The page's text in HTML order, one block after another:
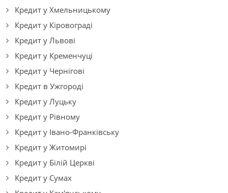
Кредит у Хмельницькому
Кредит у Кіровограді
Кредит у Львові
Кредит у Кременчуці
Кредит у Чернігові
Кредит в Ужгороді
Кредит у Луцьку
Кредит у Рівному
Кредит у Івано-Франківську
Кредит у Житомирі
Кредит у Білій Церкві
Кредит у Сумах